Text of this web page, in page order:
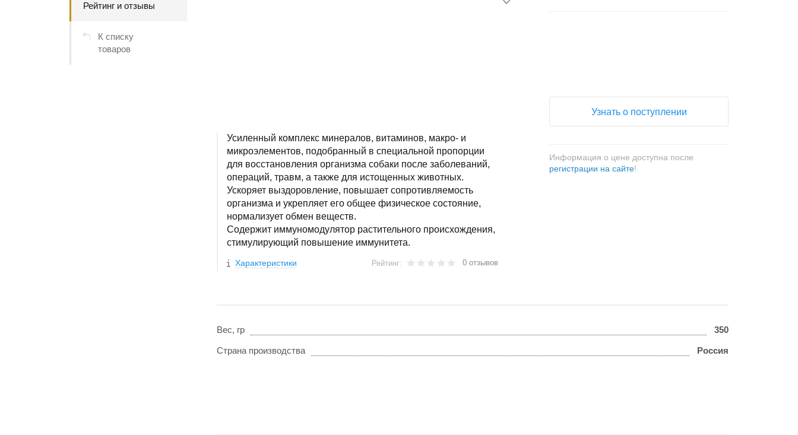
Рейтинг и отзывы
К списку
товаров
Усиленный комплекс минералов, витаминов, макро- и
микроэлементов, подобранный в специальной пропорции
для восстановления организма собаки после заболеваний,
операций, травм, а также для истощенных животных.
Ускоряет выздоровление, повышает сопротивляемость
организма и укрепляет его общее физическое состояние,
нормализует обмен веществ.
Содержит иммуномодулятор растительного происхождения,
стимулирующий повышение иммунитета.
Характеристики Рейтинг: 0 отзывов
Узнать о поступлении
Информация о цене доступна после
регистрации на сайте!
Вес, гр 350
Страна производства Россия